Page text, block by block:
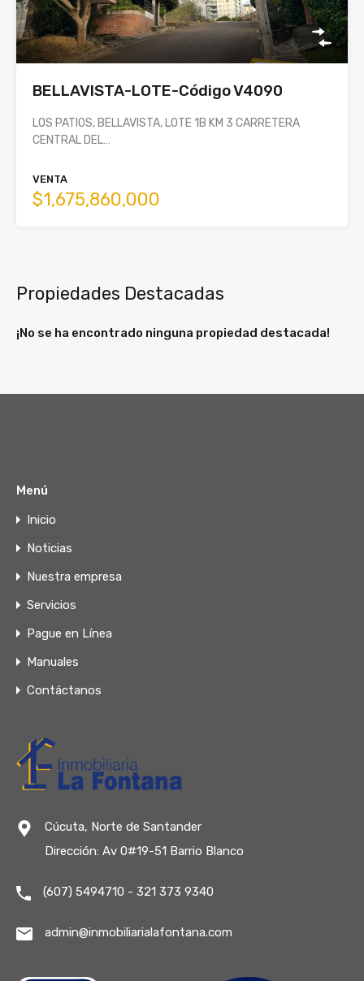
BELLAVISTA-LOTE-Código V4090
LOS PATIOS, BELLAVISTA, LOTE 1B KM 3 CARRETERA
CENTRAL DEL…
VENTA
$1,675,860,000
Propiedades Destacadas
¡No se ha encontrado ninguna propiedad destacada!
Menú
Inicio
Noticias
Nuestra empresa
Servicios
Pague en Línea
Manuales
Contáctanos
Cúcuta, Norte de Santander
Dirección: Av 0#19-51 Barrio Blanco
(607) 5494710 - 321 373 9340
admin@inmobiliarialafontana.com